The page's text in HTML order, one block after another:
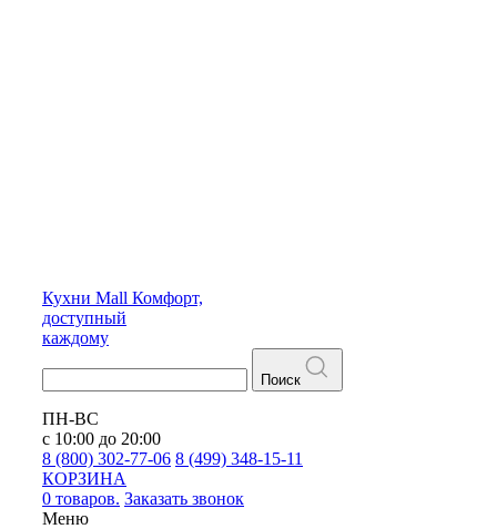
Кухни Mall Комфорт,
доступный
каждому
Поиск
ПН-ВС
с 10:00 до 20:00
8 (800) 302-77-06 8 (499) 348-15-11
КОРЗИНА
0 товаров. Заказать звонок
Меню